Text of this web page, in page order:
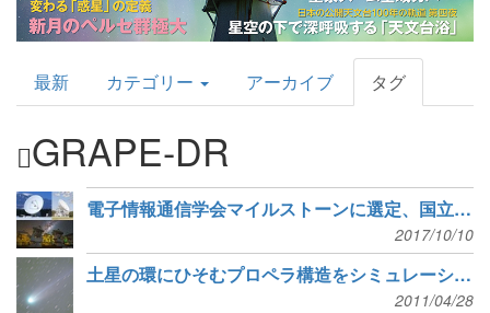
AstroArts
Topics
最新 カテゴリー アーカイブ タグ
GRAPE-DR
電子情報通信学会マイルストーンに選定、国立天文台の「高感度電波望遠鏡技術」と「スパコン GRAPE」
2017/10/10
土星の環にひそむプロペラ構造をシミュレーションで解明
2011/04/28